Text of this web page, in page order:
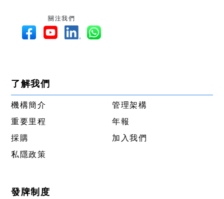
關注我們
了解我們
機構簡介
管理架構
重要里程
年報
採購
加入我們
私隱政策
發牌制度